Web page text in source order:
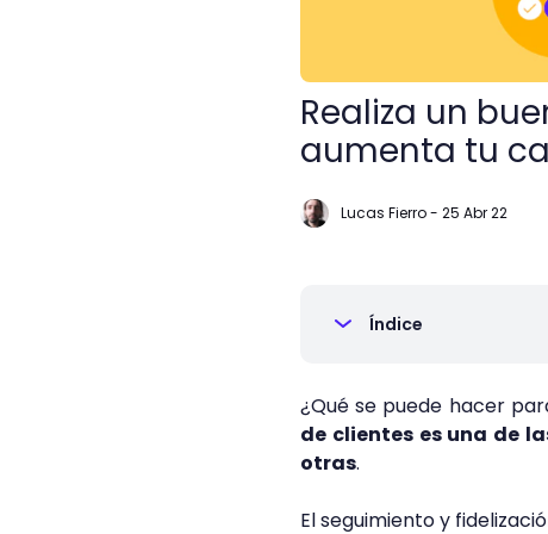
Realiza un
aumenta tu
Lucas Fierro- 25 Abr 22
Índice
¿Qué se puede hacer
de clientes es una de
otras.
El seguimiento y